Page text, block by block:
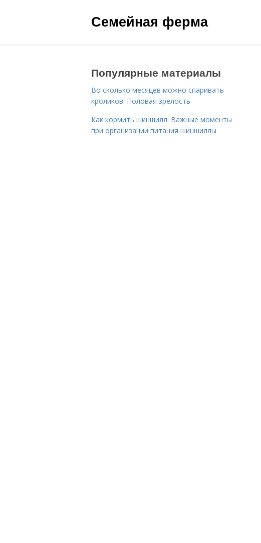
Семейная ферма
Популярные материалы
Во сколько месяцев можно спаривать
кроликов. Половая зрелость
Как кормить шиншилл. Важные моменты
при организации питания шиншиллы